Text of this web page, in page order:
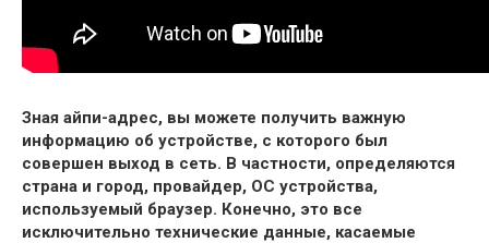
Зная айпи-адрес, вы можете получить важную
информацию об устройстве, с которого был
совершен выход в сеть. В частности, определяются
страна и город, провайдер, ОС устройства,
используемый браузер. Конечно, это все
исключительно технические данные, касаемые